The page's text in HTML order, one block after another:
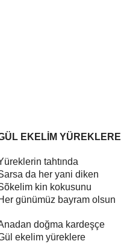
EKELİM YÜREKLERE
tahtında
da her yani diken
kin kokusunu
günümüz bayram olsun
doğma kardeşçe
ekelim yüreklere